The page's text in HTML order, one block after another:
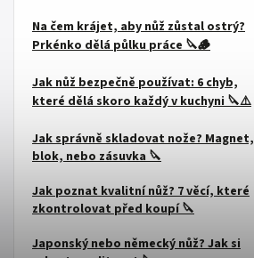
Na čem krájet, aby nůž zůstal ostrý?
Prkénko dělá půlku práce 🔪🪵
Jak nůž bezpečně používat: 6 chyb,
které dělá skoro každý v kuchyni 🔪⚠️
Jak správně skladovat nože? Magnet,
blok, nebo zásuvka 🔪
Jak poznat kvalitní nůž? 7 věcí, které
zkontrolovat před koupí 🔪
Japonský nebo německý nůž? Jak si